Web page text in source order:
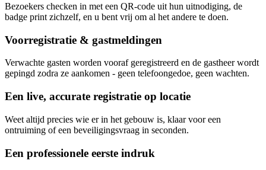
Bezoekers checken in met een QR-code uit hun uitnodiging, de
badge print zichzelf, en u bent vrij om al het andere te doen.
Voorregistratie & gastmeldingen
Verwachte gasten worden vooraf geregistreerd en de gastheer wordt
gepingd zodra ze aankomen - geen telefoongedoe, geen wachten.
Een live, accurate registratie op locatie
Weet altijd precies wie er in het gebouw is, klaar voor een
ontruiming of een beveiligingsvraag in seconden.
Een professionele eerste indruk